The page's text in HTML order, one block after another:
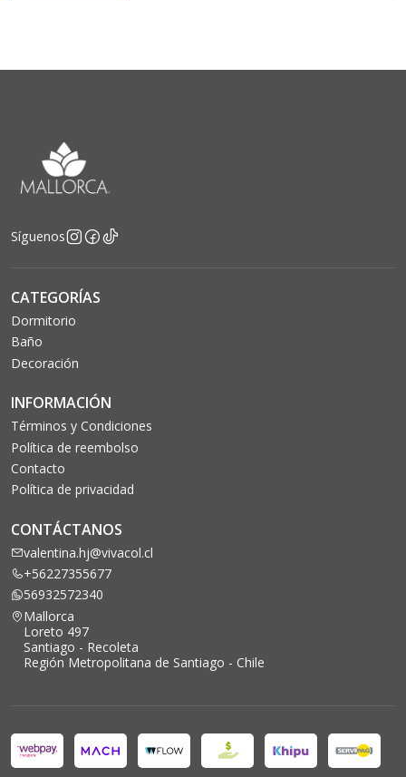
Síguenos
CATEGORÍAS
Dormitorio
Baño
Decoración
INFORMACIÓN
Términos y Condiciones
Política de reembolso
Contacto
Política de privacidad
CONTÁCTANOS
valentina.hj@vivacol.cl
+56227355677
56932572340
Mallorca
Loreto 497
Santiago - Recoleta
Región Metropolitana de Santiago - Chile